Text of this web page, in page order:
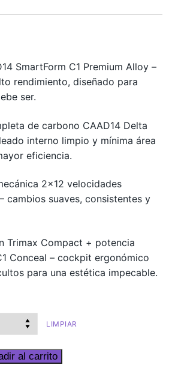
SmartForm C1 Premium Alloy –
rendimiento, diseñado para
ser.
de carbono CAAD14 Delta
interno limpio y mínima área
eficiencia.
2×12 velocidades
cambios suaves, consistentes y
Trimax Compact + potencia
Conceal – cockpit ergonómico
para una estética impecable.
LIMPIAR
al carrito